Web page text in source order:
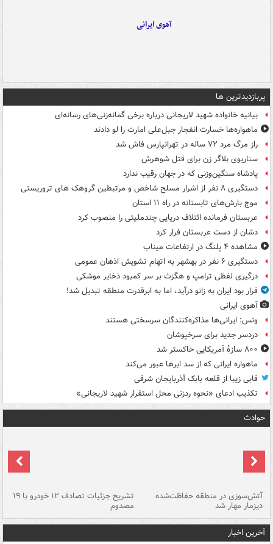
آهوی ایرانی
پربازدیدترین ها
بیانیه خانواده شهید لاریجانی درباره برخی گمانه‌زنی‌های رسانه‌ای
ماهواره‌ها خسارت انفجار جبل‌علی امارت را لو دادند
راز مرگ مرد ۷۲ ساله در تهرانپارس فاش شد
سناریوی بلاگر زن برای قتل شوهرش
پادشاه سنگین‌وزنی که در جهان رقیب ندارد
دستگیری ۸ نفر از اشرار مسلح شاخص و مرتبطین گروهک های تروریستی
موج بارش‌های تابستانه در راه ۱۱ استان
عربستان فرمانده ائتلاف دریایی چندملیتی را منصوب کرد
دشان از دست عربستان فرار کرد
مشاهده ۴ پلنگ در ارتفاعات میناب
دستگیری ۶ نفر در بهشهر به اتهام تشویش اذهان عمومی
درگیری لفظی ترامپ و هگزث بر سر کمبود ذخایر موشکی
قرار بود ایران به زانو درآید، اما به ابرقدرت منطقه تبدیل شد!
آهوی ایرانی
ونس: ایرانی‌ها مذاکره‌کنندگان سرسختی هستند
دردسر جدید برای سرخپوشان
۸۰۰ سازۀ آمریکایی خاکستر شد
ماهواره ایرانی که از سد ابرها عبور می‌کند
قابی زیبا از قلعه بابک آذربایجان شرقی
تکذیب ادعای «نحوه ردزنی محل استقرار شهید لاریجانی»
حوادث
آتش‌سوزی در منطقه حفاظت‌شده
دیزمار مهار شد
تشریح جزئیات تصادف ۱۲ خودرو با ۱۹
مصدوم
آخرین اخبار